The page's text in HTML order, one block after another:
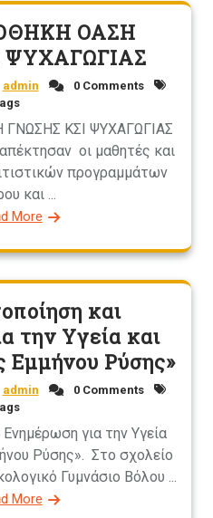
ΟΑΣΗ
ΨΥΧΑΓΩΓΙΑΣ
admin
0 Comments
ΚΣΙ ΨΥΧΑΓΩΓΙΑΣ
οι μαθητές και
προγραμμάτων
και ...
More
και
την Υγεία και
Eμμήνου Ρύσης»
admin
0 Comments
για την Υγεία
Ρύσης». Στο σχολείο
Γυμνάσιο Βόλου ...
More